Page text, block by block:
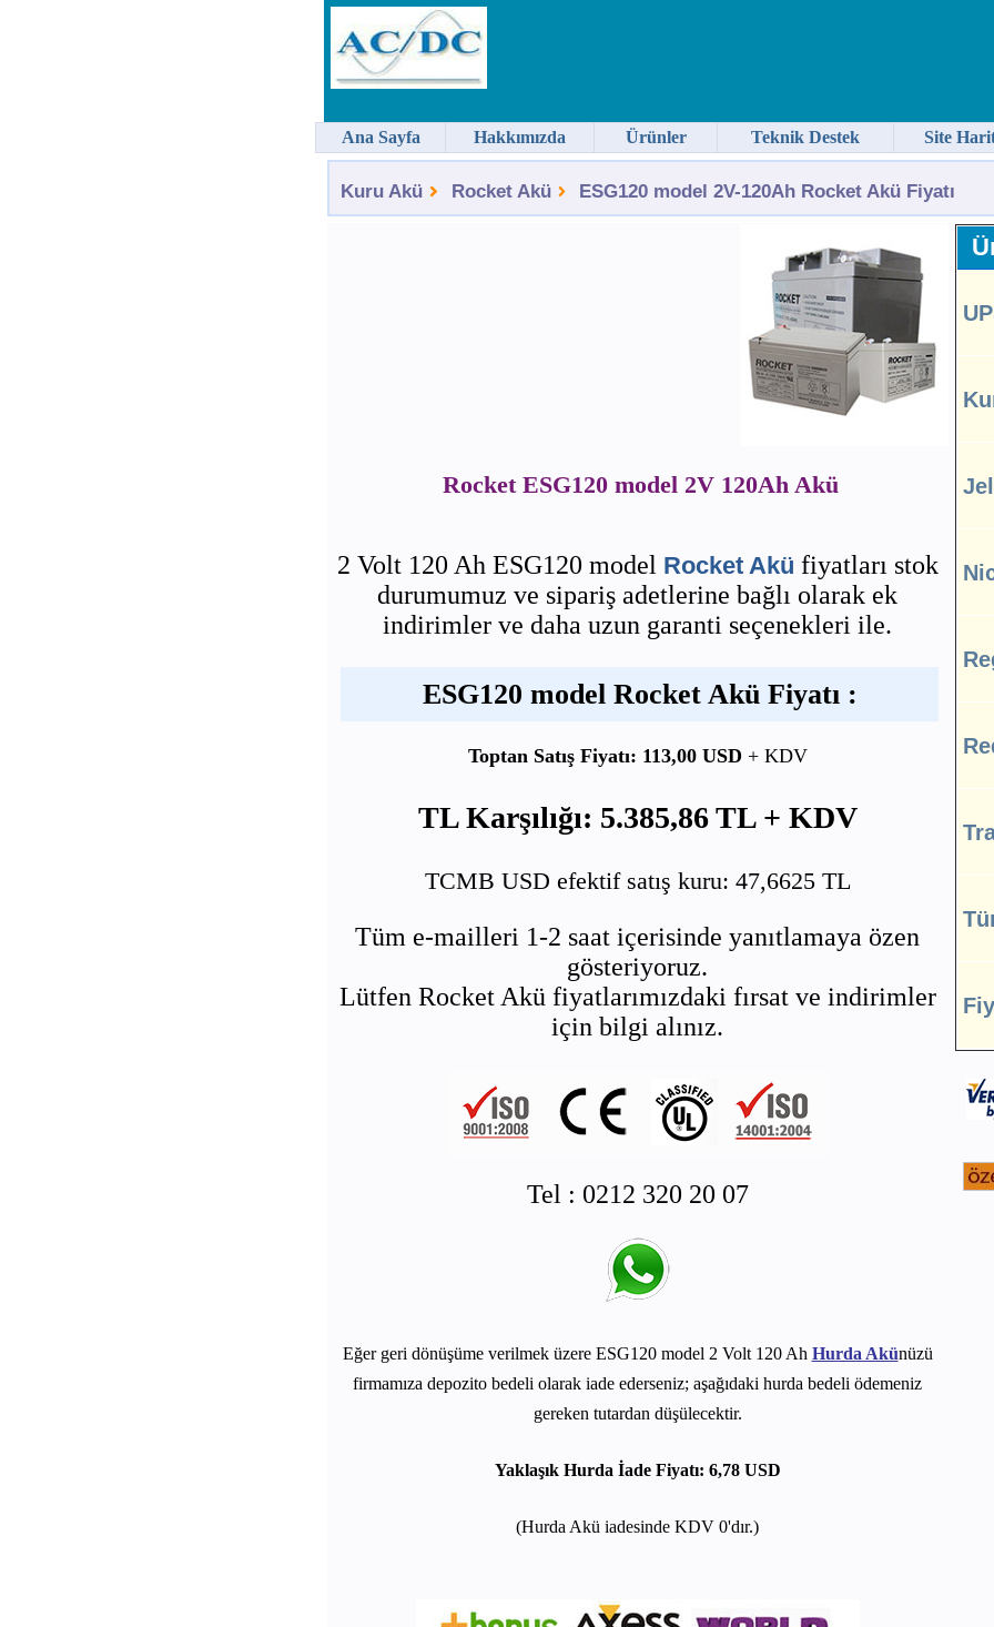
Kuru Akü Rocket Akü ESG120 model 2V-120Ah Rocket Akü Fiyatı
Rocket ESG120 model 2V 120Ah Akü
2 Volt 120 Ah ESG120 model Rocket Akü fiyatları stok
durumumuz ve sipariş adetlerine bağlı olarak ek
indirimler ve daha uzun garanti seçenekleri ile.
ESG120 model Rocket Akü Fiyatı :
Toptan Satış Fiyatı: 113,00 USD + KDV
TL Karşılığı: 5.385,86 TL + KDV
TCMB USD efektif satış kuru: 47,6625 TL
Tüm e-mailleri 1-2 saat içerisinde yanıtlamaya özen
gösteriyoruz.
Lütfen Rocket Akü fiyatlarımızdaki fırsat ve indirimler
için bilgi alınız.
Tel : 0212 320 20 07
Eğer geri dönüşüme verilmek üzere ESG120 model 2 Volt 120 Ah Hurda Akünüzü
firmamıza depozito bedeli olarak iade ederseniz; aşağıdaki hurda bedeli ödemeniz
gereken tutardan düşülecektir.
Yaklaşık Hurda İade Fiyatı: 6,78 USD
(Hurda Akü iadesinde KDV 0'dır.)
Ana Sayfa Hakkımızda Ürünler Teknik Destek Site